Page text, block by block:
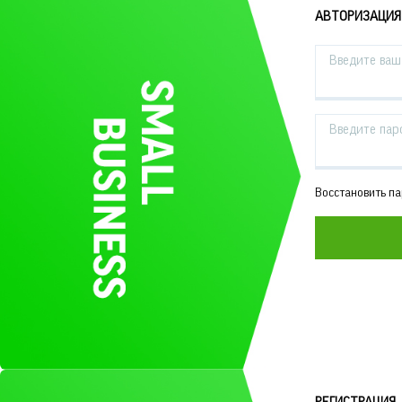
АВТОРИЗАЦИЯ
Введите
Введите
Восстановить